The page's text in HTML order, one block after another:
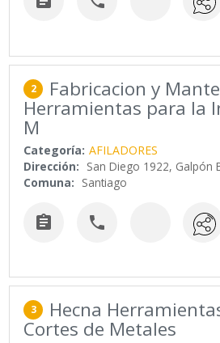
2 Fabricacion y
Herramientas para la
M
Categoría: AFILADORES
Dirección: San Diego 1922, Galpón
Comuna: Santiago
 
3 Hecna
Cortes de Metales